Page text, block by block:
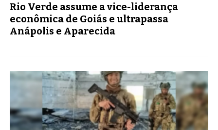
Rio Verde assume a vice-liderança
econômica de Goiás e ultrapassa
Anápolis e Aparecida